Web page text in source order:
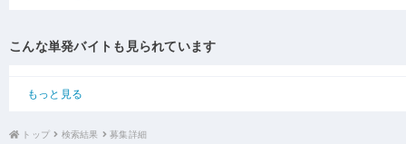
こんな単発バイトも見られています
もっと見る
トップ 検索結果 募集詳細